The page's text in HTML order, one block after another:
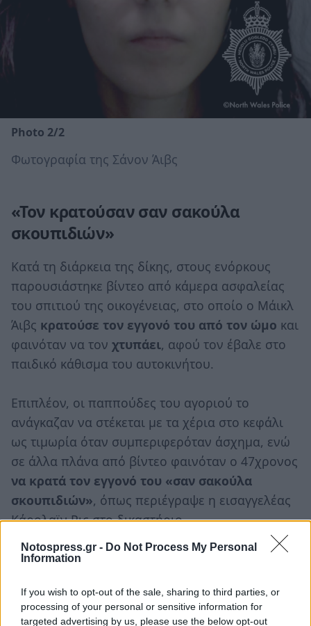
Notospress.gr - Do Not Process My Personal
Information
If you wish to opt-out of the sale, sharing to third parties, or
processing of your personal or sensitive information for
targeted advertising by us, please use the below opt-out
Photo 2/2
Φωτογραφία της Σάνον Άιβς
«Τον κρατούσαν σαν σακούλα
σκουπιδιών»
Κατά τη διάρκεια της δίκης, στους ενόρκους
παρουσιάστηκε βίντεο από κάμερα ασφαλείας
του σπιτιού της οικογένειας, στο οποίο ο Μάικλ
Άιβς κρατούσε τον εγγονό του από τον ώμο και
φαινόταν να τον χτυπάει, αφού τον έβαλε στο
παιδικό κάθισμα του αυτοκινήτου.
Επιπλέον, οι παππούδες του αγοριού το
ανάγκαζαν να στέκεται με τα χέρια στο κεφάλι
ως τιμωρία όταν συμπεριφερόταν άσχημα, ενώ
σε άλλα πλάνα από βίντεο φαινόταν ο 47χρονος
να κρατά τον εγγονό του «σαν σακούλα
σκουπιδιών», όπως περιέγραψε η εισαγγελέας
Κάρολαϊν Ρις στο δικαστήριο.